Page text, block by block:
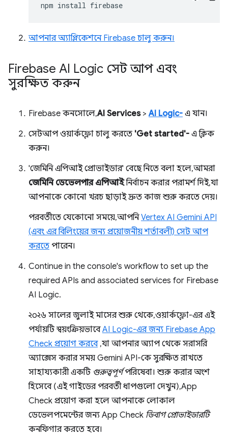
npm install
আপনার অ্যাপ্লিকেশনে Firebase চালু করুন।
Firebase AI Logic সেট আপ এবং
সুরক্ষিত করুন
Firebase কনসোলে,AI Services>AI Logic- এ যান।
সেটআপ ওয়ার্কফ্লো চালু করতে 'Get started'- এ ক্লিক
করুন।
'জেমিনি এপিআই প্রোভাইডার' বেছে নিতে বলা হলে, আমরা
জেমিনি ডেভেলপার এপিআইনির্বাচন করার পরামর্শ দিই, যা
আপনাকে কোনো খরচ ছাড়াই দ্রুত কাজ শুরু করতে দেয়।
পরবর্তীতে যেকোনো সময়ে, আপনিVertex AI Gemini API
(এবং এর বিলিংয়ের জন্য প্রয়োজনীয় শর্তাবলী) সেট আপ
করতে পারেন।
Continue in the console's workflow to set up the
required APIs and associated services for Firebase
AI Logic.
২০২৬ সালের জুলাই মাসের শুরু থেকে, ওয়ার্কফ্লো-এর এই
পর্যায়টি স্বয়ংক্রিয়ভাবেAI Logic-এর জন্য Firebase App
Check প্রয়োগ করবে, যা আপনার অ্যাপ থেকে সরাসরি
অ্যাক্সেস করার সময় Gemini API-কে সুরক্ষিত রাখতে
সাহায্যকারী একটি গুরুত্বপূর্ণপরিষেবা। শুরু করার অংশ
হিসেবে (এই গাইডের পরবর্তী ধাপগুলো দেখুন), App
Check প্রয়োগ করা হলে আপনাকে লোকাল
ডেভেলপমেন্টের জন্য App Check ডিবাগ প্রোভাইডারটি
কনফিগার করতে হবে।